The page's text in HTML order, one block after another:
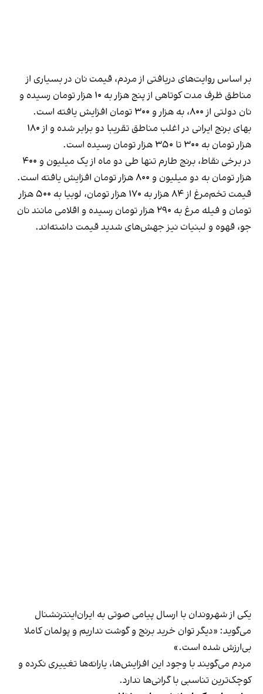
بر اساس روایت‌های دریافتی از مردم، قیمت نان در بسیاری از
مناطق ظرف مدت کوتاهی از پنج هزار به ۱۰ هزار تومان رسیده و
نان دولتی از ۸۰۰، به هزار و ۳۰۰ تومان افزایش یافته است.
بهای برنج ایرانی در اغلب مناطق تقریبا دو برابر شده و از ۱۸۰
هزار تومان به ۳۰۰ تا ۳۵۰ هزار تومان رسیده است.
در برخی نقاط، برنج طارم تنها طی دو ماه از یک میلیون و ۴۰۰
هزار تومان به دو میلیون و ۸۰۰ هزار تومان افزایش یافته است.
قیمت تخم‌مرغ از ۸۴ هزار به ۱۷۰ هزار تومان، لوبیا به ۵۰۰ هزار
تومان و فیله مرغ به ۲۹۰ هزار تومان رسیده و اقلامی مانند نان
جو، قهوه و لبنیات نیز جهش‌های شدید قیمت داشته‌اند.
یکی از شهروندان با ارسال پیامی صوتی به ایران‌اینترنشنال
می‌گوید: «دیگر توان خرید برنج و گوشت نداریم و پولمان کاملا
بی‌ارزش شده است.»
مردم می‌گویند با وجود این افزایش‌ها، یارانه‌ها تغییری نکرده و
کوچک‌ترین تناسبی با گرانی‌ها ندارد.